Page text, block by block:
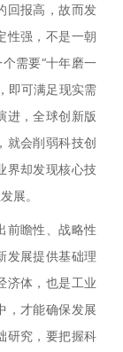
回报高，故而发
性强，不是一朝
需要“十年磨一
即可满足现实需
进，全球创新版
就会削弱科技创
界却发现核心技
展。
前瞻性、战略性
发展提供基础理
济体，也是工业
，才能确保发展
研究，要把握科